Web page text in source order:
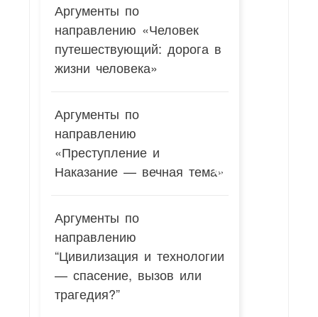
Аргументы по
направлению «Человек
путешествующий: дорога в
жизни человека»
Аргументы по
направлению
«Преступление и
Наказание — вечная тема»
Аргументы по
направлению
“Цивилизация и технологии
— спасение, вызов или
трагедия?”